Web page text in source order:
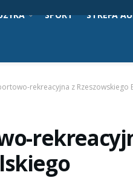
SPORT STREFA
rekreacyjna z Rzeszowskiego